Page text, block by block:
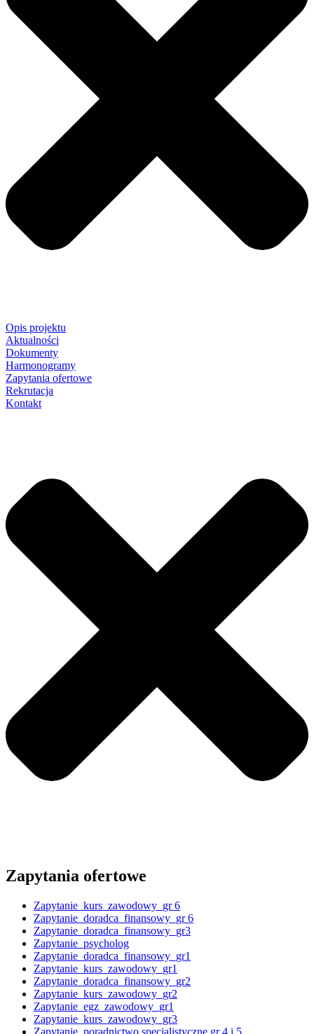
Opis projektu
Aktualności
Dokumenty
Harmonogramy
Zapytania ofertowe
Rekrutacja
Kontakt
Zapytania ofertowe
Zapytanie_kurs_zawodowy_gr 6
Zapytanie_doradca_finansowy_gr 6
Zapytanie_doradca_finansowy_gr3
Zapytanie_psycholog
Zapytanie_doradca_finansowy_gr1
Zapytanie_kurs_zawodowy_gr1
Zapytanie_doradca_finansowy_gr2
Zapytanie_kurs_zawodowy_gr2
Zapytanie_egz_zawodowy_gr1
Zapytanie_kurs_zawodowy_gr3
Zapytanie_poradnictwo specjalistyczne gr 4 i 5